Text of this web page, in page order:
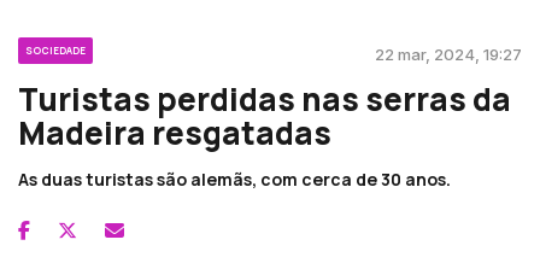
SOCIEDADE 22 mar, 2024, 19:27
Turistas perdidas nas serras da
Madeira resgatadas
As duas turistas são alemãs, com cerca de 30 anos.